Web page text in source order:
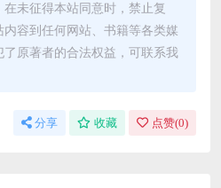
未征得本站同意时，禁止复
容到任何网站、书籍等各类媒
原著者的合法权益，可联系我
分享 收藏 点赞(0)